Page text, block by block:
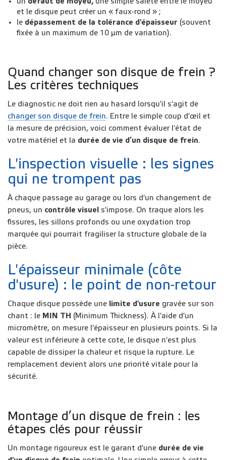
et le disque peut créer un « faux-rond » ;
le dépassement de la tolérance d'épaisseur (souvent
fixée à un maximum de 10 µm de variation).
Quand changer son disque de frein ?
Les critères techniques
Le diagnostic ne doit rien au hasard lorsqu'il s'agit de
changer son disque de frein. Entre le simple coup d'œil et
la mesure de précision, voici comment évaluer l'état de
votre matériel et la durée de vie d’un disque de frein.
L'inspection visuelle : les signes
qui ne trompent pas
À chaque passage au garage ou lors d'un changement de
pneus, un contrôle visuel
s'impose. On traque alors les
fissures, les sillons profonds ou une oxydation trop
marquée qui pourrait fragiliser la structure globale de la
pièce.
L'épaisseur minimale (côte
d'usure) : le point de non-retour
Chaque disque possède une limite d'usure gravée sur son
chant : le MIN TH (Minimum Thickness). À l'aide d'un
micromètre, on mesure l'épaisseur en plusieurs points. Si la
valeur est inférieure à cette cote, le disque n'est plus
capable de dissiper la chaleur et risque la rupture. Le
remplacement devient alors une priorité vitale pour la
sécurité.
Montage d’un disque de frein : les
étapes clés pour réussir
Un montage rigoureux est le garant d'une durée de vie